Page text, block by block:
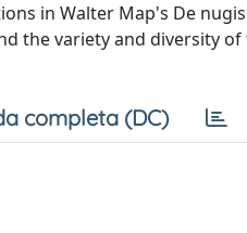
in Walter Map's De
the variety and diversity
completa (DC)